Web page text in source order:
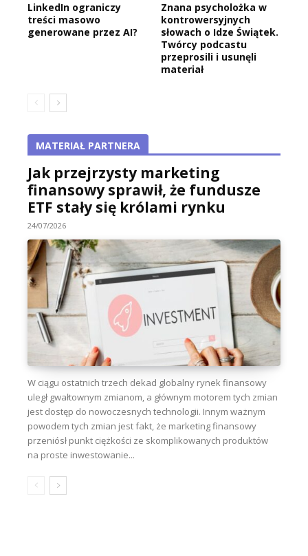
LinkedIn ograniczy
treści masowo
generowane przez AI?
Znana psycholożka w
kontrowersyjnych
słowach o Idze Świątek.
Twórcy podcastu
przeprosili i usunęli
materiał
MATERIAŁ PARTNERA
Jak przejrzysty marketing
finansowy sprawił, że fundusze
ETF stały się królami rynku
24/07/2026
W ciągu ostatnich trzech dekad globalny rynek finansowy
uległ gwałtownym zmianom, a głównym motorem tych zmian
jest dostęp do nowoczesnych technologii. Innym ważnym
powodem tych zmian jest fakt, że marketing finansowy
przeniósł punkt ciężkości ze skomplikowanych produktów
na proste inwestowanie...